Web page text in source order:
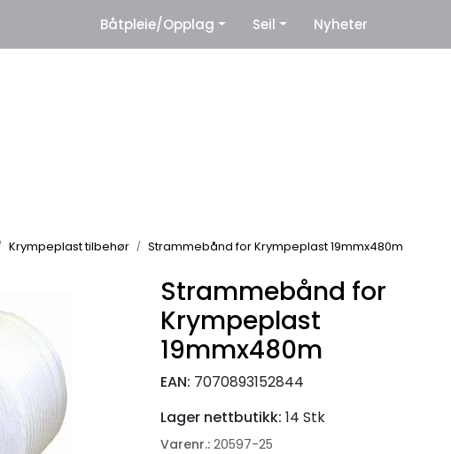
Leverandører
Båtpleie/Opplag Seil Nyheter
Krympeplast tilbehør Strammebånd for Krympeplast 19mmx480m
Strammebånd for
Krympeplast
19mmx480m
EAN: 7070893152844
Lager nettbutikk: 14 Stk
Varenr.: 20597-25